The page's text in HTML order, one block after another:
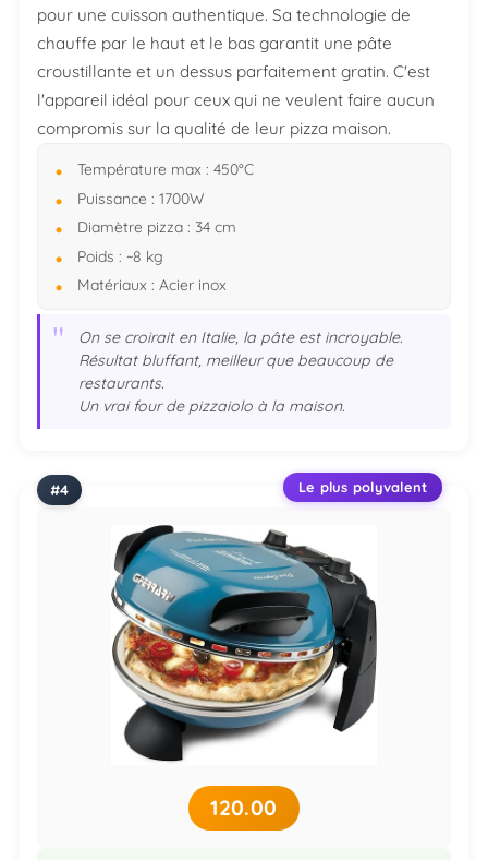
pour une cuisson authentique. Sa technologie de
chauffe par le haut et le bas garantit une pâte
croustillante et un dessus parfaitement gratin. C'est
l'appareil idéal pour ceux qui ne veulent faire aucun
compromis sur la qualité de leur pizza maison.
Température max : 450°C
Puissance : 1700W
Diamètre pizza : 34 cm
Poids : ~8 kg
Matériaux : Acier inox
"
On se croirait en Italie, la pâte est incroyable.
Résultat bluffant, meilleur que beaucoup de
restaurants.
Un vrai four de pizzaiolo à la maison.
Le plus polyvalent
120.00